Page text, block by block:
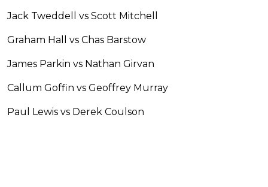
Jack Tweddell vs Scott Mitchell
Graham Hall vs Chas Barstow
James Parkin vs Nathan Girvan
Callum Goffin vs Geoffrey Murray
Paul Lewis vs Derek Coulson